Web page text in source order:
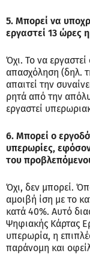
5. Μπορεί να
εργαστεί 13 ώρες
Όχι. Το να
απασχόληση (δηλ.
απαιτεί την
ρητά από την
εργαστεί
6. Μπορεί ο
υπερωρίες,
του
Όχι, δεν μπορεί.
αμοιβή ίση με το
κατά 40%. Αυτό
Ψηφιακής Κάρτας
υπερωρία, η
παράνομη και